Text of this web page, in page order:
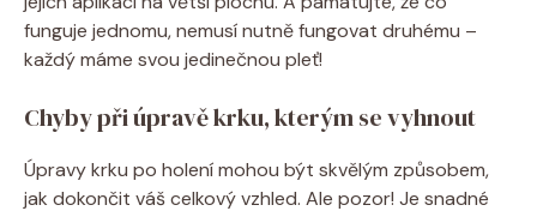
funguje jednomu, nemusí nutně fungovat druhému –
každý máme svou jedinečnou pleť!
Chyby při úpravě krku, kterým se vyhnout
Úpravy krku po holení mohou být skvělým způsobem,
jak dokončit váš celkový vzhled. Ale pozor! Je snadné